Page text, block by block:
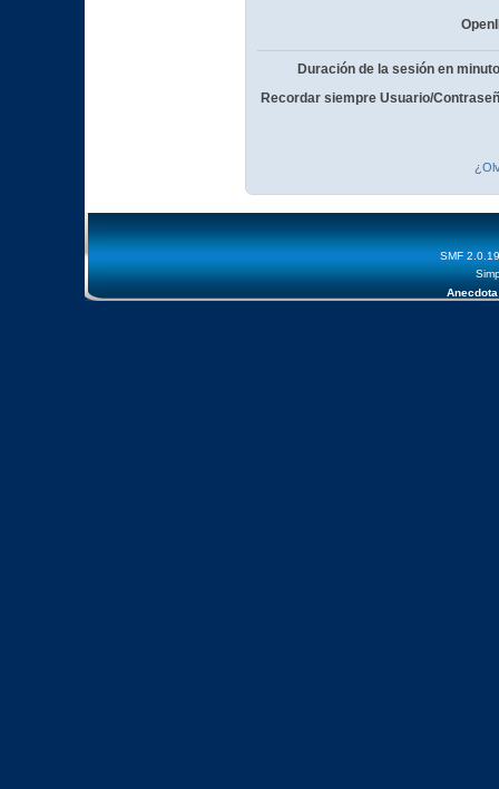
Duración de la sesión en
Recordar siempre Usuario/
SMF 2.0.19
Anecdota